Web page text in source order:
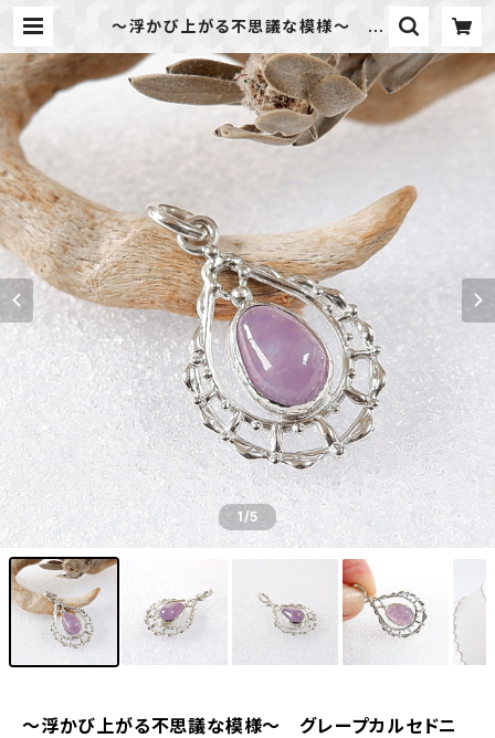
～浮かび上がる不思議な模様～ グ
ペンダント 天然石アクセサリー 一
点物 macari | 天然石のアクセ
サリーShop *macari* マカリ ハ
ンドメイドアクセサリー
1/5
～浮かび上がる不思議な模様～ グレープカルセドニ